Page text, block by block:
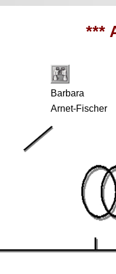
***
Barbara
Arnet-Fischer